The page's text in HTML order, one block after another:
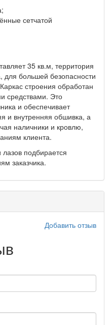
сетчатой
35 кв.м, территория
для большей безопасности
строения обработан
средствами. Это
и обеспечивает
и внутренняя обшивка, а
наличники и кровлю,
клиента.
подбирается
заказчика.
Добавить отзыв